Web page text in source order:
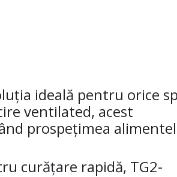
ideală pentru orice
ventilated, acest
prospețimea
curățare rapidă, TG2-